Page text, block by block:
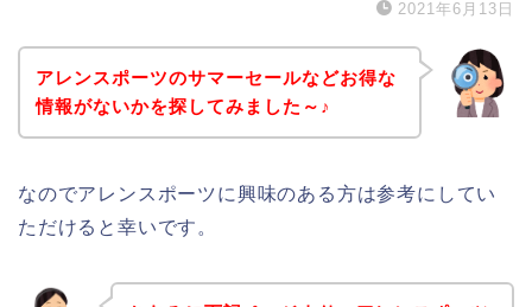
2021年6月13日
アレンスポーツのサマーセールなどお得な
情報がないかを探してみました～♪
なのでアレンスポーツに興味のある方は参考にしてい
ただけると幸いです。